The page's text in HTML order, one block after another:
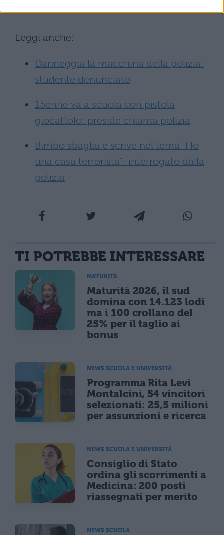
Leggi anche:
Danneggia la macchina della polizia:
studente denunciato
15enne va a scuola con pistola
giocattolo: preside chiama polizia
Bimbo sbaglia e scrive nel tema “Ho
una casa terrorista”: interrogato dalla
polizia
TI POTREBBE INTERESSARE
MATURITÀ
Maturità 2026, il sud
domina con 14.123 lodi
ma i 100 crollano del
25% per il taglio ai
bonus
NEWS SCUOLA E UNIVERSITÀ
Programma Rita Levi
Montalcini, 54 vincitori
selezionati: 25,5 milioni
per assunzioni e ricerca
NEWS SCUOLA E UNIVERSITÀ
Consiglio di Stato
ordina gli scorrimenti a
Medicina: 200 posti
riassegnati per merito
NEWS SCUOLA